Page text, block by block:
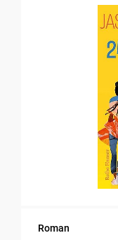
Roman